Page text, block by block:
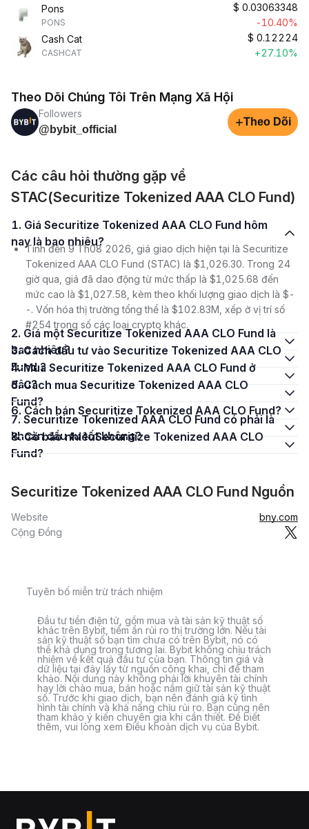
Pons
PONS
$ 0.03063348
-10.40%
Cash Cat
CASHCAT
$ 0.12224
+27.10%
Theo Dõi Chúng Tôi Trên Mạng Xã Hội
Followers
@bybit_official
+Theo Dõi
Các câu hỏi thường gặp về
STAC(Securitize Tokenized AAA CLO Fund)
1. Giá Securitize Tokenized AAA CLO Fund hôm
nay là bao nhiêu?
Tính đến 9 Th08 2026, giá giao dịch hiện tại là Securitize
Tokenized AAA CLO Fund (STAC) là $1,026.30. Trong 24
giờ qua, giá đã dao động từ mức thấp là $1,025.68 đến
mức cao là $1,027.58, kèm theo khối lượng giao dịch là $-
-. Vốn hóa thị trường tổng thể là $102.83M, xếp ở vị trí số
#254 trong số các loại crypto khác.
2. Giá một Securitize Tokenized AAA CLO Fund là
bao nhiêu?
3. Cách đầu tư vào Securitize Tokenized AAA CLO
Fund ?
4. Mua Securitize Tokenized AAA CLO Fund ở
đâu?
5. Cách mua Securitize Tokenized AAA CLO
Fund?
6. Cách bán Securitize Tokenized AAA CLO Fund?
7. Securitize Tokenized AAA CLO Fund có phải là
khoản đầu tư tốt không?
8. Có bao nhiêuSecuritize Tokenized AAA CLO
Fund?
Securitize Tokenized AAA CLO Fund Nguồn
Website
bny.com
Cộng Đồng
Tuyên bố miễn trừ trách nhiệm
Đầu tư tiền điện tử, gồm mua và tài sản kỹ thuật số
khác trên Bybit, tiềm ẩn rủi ro thị trường lớn. Nếu tài
sản kỹ thuật số bạn tìm chưa có trên Bybit, nó có
thể khả dụng trong tương lai. Bybit không chịu trách
nhiệm về kết quả đầu tư của bạn. Thông tin giá và
dữ liệu tại đây lấy từ nguồn công khai, chỉ để tham
khảo. Nội dung này không phải lời khuyên tài chính
hay lời chào mua, bán hoặc nắm giữ tài sản kỹ thuật
số. Trước khi giao dịch, bạn nên đánh giá kỹ tình
hình tài chính và khả năng chịu rủi ro. Bạn cũng nên
tham khảo ý kiến chuyên gia khi cần thiết. Để biết
thêm, vui lòng xem Điều khoản dịch vụ của Bybit.